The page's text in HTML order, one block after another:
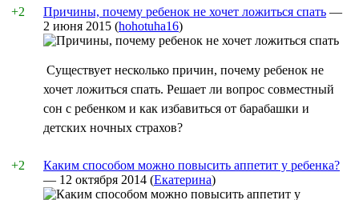
+2
Причины, почему ребенок не хочет ложиться спать —
2 июня 2015 (hohotuha16)
Существует несколько причин, почему ребенок не
хочет ложиться спать. Решает ли вопрос совместный
сон с ребенком и как избавиться от барабашки и
детских ночных страхов?
+2
Каким способом можно повысить аппетит у ребенка?
— 12 октября 2014 (Екатерина)